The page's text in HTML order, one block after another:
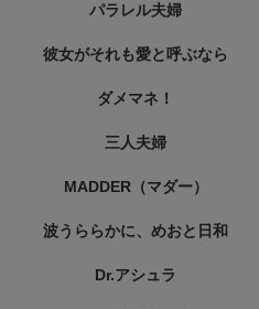
パラレル夫婦
彼女がそれも愛と呼ぶなら
ダメマネ！
三人夫婦
MADDER（マダー）
波うららかに、めおと日和
Dr.アシュラ